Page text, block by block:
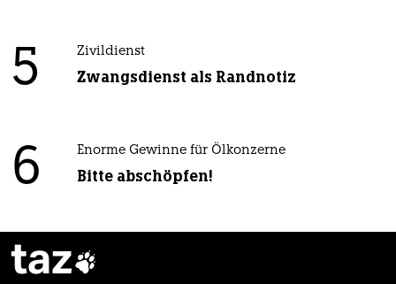
5 Zivildienst
Zwangsdienst als Randnotiz
6 Enorme Gewinne für Ölkonzerne
Bitte abschöpfen!
taz